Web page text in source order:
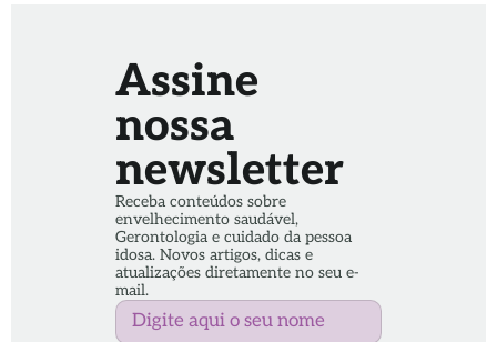
Assine
nossa
newsletter
Receba conteúdos sobre
envelhecimento saudável,
Gerontologia e cuidado da pessoa
idosa. Novos artigos, dicas e
atualizações diretamente no seu e-
mail.